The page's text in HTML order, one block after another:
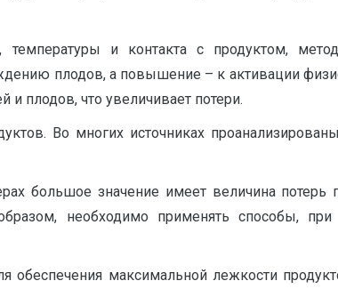
и контакта с продуктом,
плодов, а повышение – к активации
плодов, что увеличивает потери.
Во многих источниках
большое значение имеет величина потерь
необходимо применять способы,
максимальной лежкости